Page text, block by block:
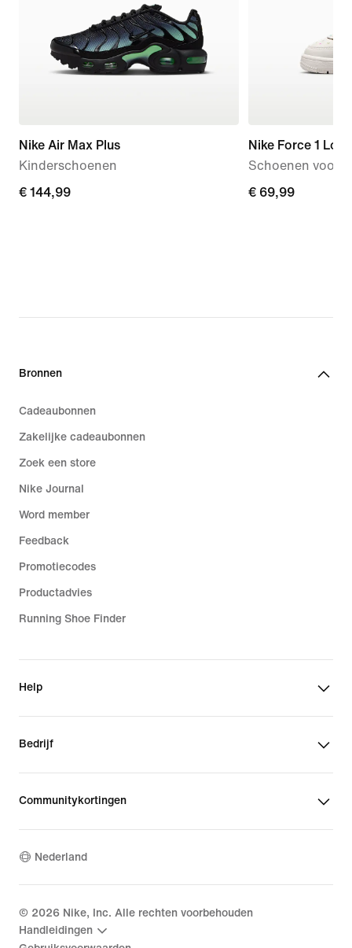
Nike Air Max Plus
Kinderschoenen
€ 144,99
€ 144,99
Nike Force 1 Low
Schoenen voor
€ 69,99
€ 69,99
Bronnen
Cadeaubonnen
Zakelijke cadeaubonnen
Zoek een store
Nike Journal
Word member
Feedback
Promotiecodes
Productadvies
Running Shoe Finder
Help
Bedrijf
Communitykortingen
Nederland
© 2026 Nike, Inc. Alle rechten voorbehouden
Handleidingen